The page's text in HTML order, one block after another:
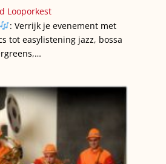
Looporkest
: Verrijk je evenement met
tot easylistening jazz, bossa